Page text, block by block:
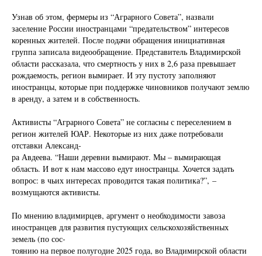
Узнав об этом, фермеры из “Аграрного Совета”, назвали
заселение России иностранцами “предательством” интересов
коренных жителей. После подачи обращения инициативная
группа записала видеообращение. Представитель Владимирской
области рассказала, что смертность у них в 2,6 раза превышает
рождаемость, регион вымирает. И эту пустоту заполняют
иностранцы, которые при поддержке чиновников получают землю
в аренду, а затем и в собственность.
Активисты “Аграрного Совета” не согласны с переселением в
регион жителей ЮАР. Некоторые из них даже потребовали
отставки Александ-
ра Авдеева. “Наши деревни вымирают. Мы – вымирающая
область. И вот к нам массово едут иностранцы. Хочется задать
вопрос: в чьих интересах проводится такая политика?”, –
возмущаются активисты.
По мнению владимирцев, аргумент о необходимости завоза
иностранцев для развития пустующих сельскохозяйственных
земель (по сос-
тоянию на первое полугодие 2025 года, во Владимирской области